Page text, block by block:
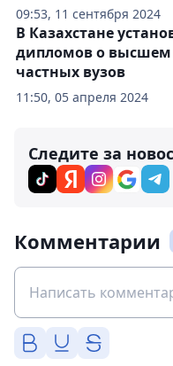
09:53, 11 сентября 2024
11:50, 05 апреля 2024
В Казахстане
дипломов о высшем
частных вузов
Следите за
Комментарии